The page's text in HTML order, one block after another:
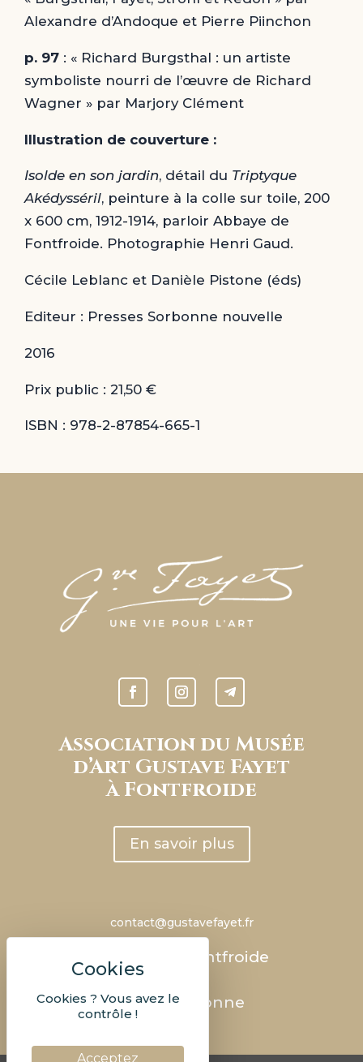
Cookies ? Vous avez le
contrôle !
Acceptez
Alexandre d’Andoque et Pierre Piinchon
p. 97 : « Richard Burgsthal : un artiste
symboliste nourri de l’œuvre de Richard
Wagner » par Marjory Clément
Illustration de couverture :
Isolde en son jardin, détail du Triptyque
Akédysséril, peinture à la colle sur toile, 200
x 600 cm, 1912-1914, parloir Abbaye de
Fontfroide. Photographie Henri Gaud.
Cécile Leblanc et Danièle Pistone (éds)
Editeur : Presses Sorbonne nouvelle
2016
Prix public : 21,50 €
ISBN : 978-2-87854-665-1
Association du Musée
d’Art Gustave Fayet
à Fontfroide
En savoir plus
contact@gustavefayet.fr
Abbaye de Fontfroide
11100 Narbonne